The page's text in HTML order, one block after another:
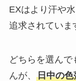
EXはより汗や
追求されていま
どちらを選ん
んが、 日中の色